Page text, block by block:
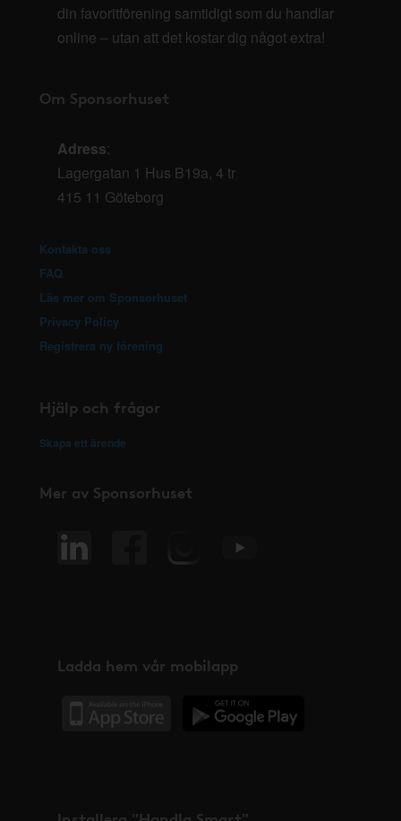
din favoritförening samtidigt som du handlar
online – utan att det kostar dig något extra!
Om Sponsorhuset
Adress:
Lagergatan 1 Hus B19a, 4 tr
415 11 Göteborg
Kontakta oss
FAQ
Läs mer om Sponsorhuset
Privacy Policy
Registrera ny förening
Hjälp och frågor
Skapa ett ärende
Mer av Sponsorhuset
Ladda hem vår mobilapp